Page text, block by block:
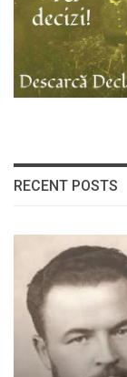
RECENT POSTS